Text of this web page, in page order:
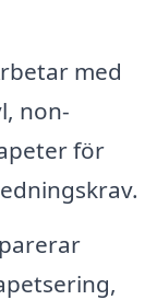
med
non-
för